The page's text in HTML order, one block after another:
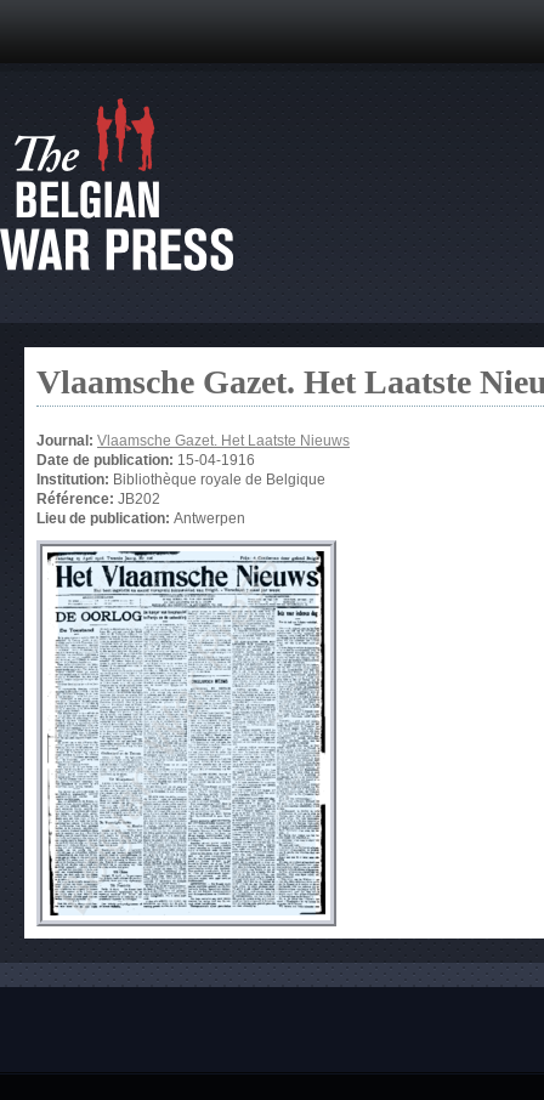
Vlaamsche Gazet. Het Laatste
Journal: Vlaamsche Gazet. Het Laatste Nieuws
Date de publication: 15-04-1916
Institution: Bibliothèque royale de Belgique
Référence: JB202
Lieu de publication: Antwerpen